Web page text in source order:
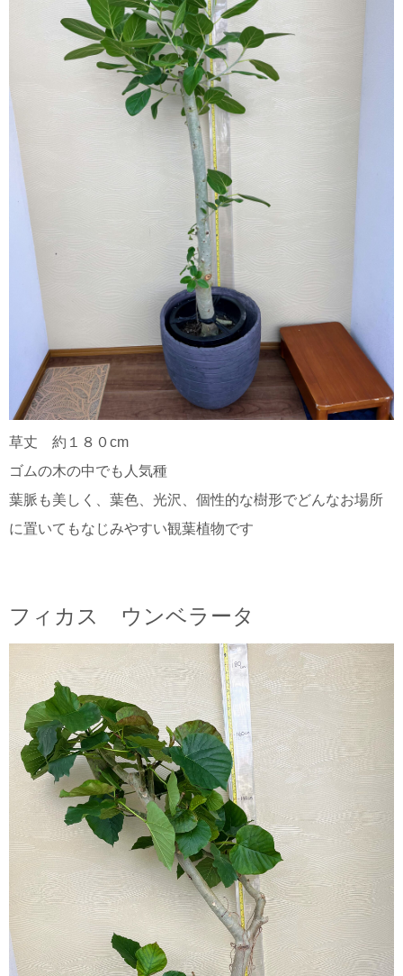
草丈 約１８０cm
ゴムの木の中でも人気種
葉脈も美しく、葉色、光沢、個性的な樹形でどんなお場所
に置いてもなじみやすい観葉植物です
フィカス ウンベラータ